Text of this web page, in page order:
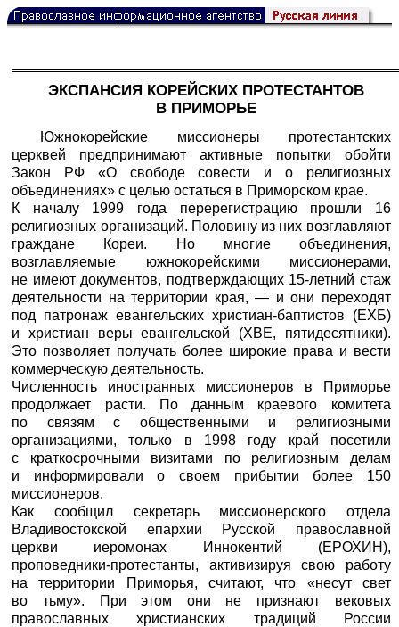
ЭКСПАНСИЯ КОРЕЙСКИХ ПРОТЕСТАНТОВ
В ПРИМОРЬЕ
Южнокорейские миссионеры протестантских
церквей предпринимают активные попытки обойти
Закон РФ «О свободе совести и о религиозных
объединениях» с целью остаться в Приморском крае.
К началу 1999 года перерегистрацию прошли 16
религиозных организаций. Половину из них возглавляют
граждане Кореи. Но многие объединения,
возглавляемые южнокорейскими миссионерами,
не имеют документов, подтверждающих 15-летний стаж
деятельности на территории края, — и они переходят
под патронаж евангельских христиан-баптистов (ЕХБ)
и христиан веры евангельской (ХВЕ, пятидесятники).
Это позволяет получать более широкие права и вести
коммерческую деятельность.
Численность иностранных миссионеров в Приморье
продолжает расти. По данным краевого комитета
по связям с общественными и религиозными
организациями, только в 1998 году край посетили
с краткосрочными визитами по религиозным делам
и информировали о своем прибытии более 150
миссионеров.
Как сообщил секретарь миссионерского отдела
Владивостокской епархии Русской православной
церкви иеромонах Иннокентий (ЕРОХИН),
проповедники-протестанты, активизируя свою работу
на территории Приморья, считают, что «несут свет
во тьму». При этом они не признают вековых
православных христианских традиций России